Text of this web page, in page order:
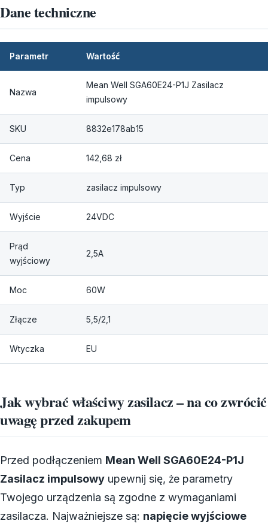
Dane techniczne
Parametr Wartość
Nazwa
Mean Well SGA60E24-P1J Zasilacz
impulsowy
SKU 8832e178ab15
Cena 142,68 zł
Typ zasilacz impulsowy
Wyjście 24VDC
Prąd
wyjściowy
2,5A
Moc 60W
Złącze 5,5/2,1
Wtyczka EU
Jak wybrać właściwy zasilacz – na co zwrócić
uwagę przed zakupem
Przed podłączeniem Mean Well SGA60E24-P1J
Zasilacz impulsowy upewnij się, że parametry
Twojego urządzenia są zgodne z wymaganiami
zasilacza. Najważniejsze są: napięcie wyjściowe